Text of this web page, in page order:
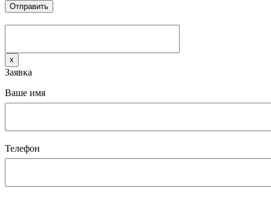
x
Заявка
Ваше имя
Телефон